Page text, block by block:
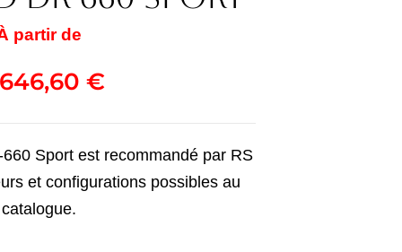
partir de
€
Sport est recommandé par RS
et configurations possibles au
catalogue.